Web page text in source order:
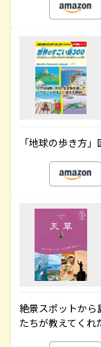
「地球の歩き方
絶景スポットから
たちが教えてくれ